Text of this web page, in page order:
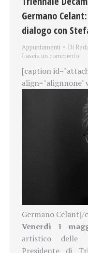
Germano
dialogo con
Appuntamenti Di
Lascia un commento
[caption
align="alignnone"
Germano Celant[/
Venerdì 1
artistico delle
Presidente di